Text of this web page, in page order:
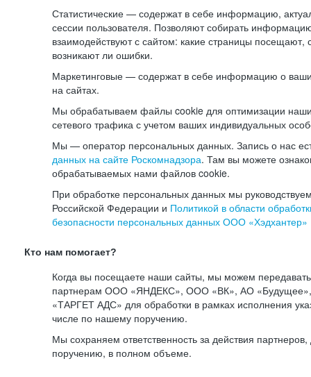
Статистические — содержат в себе информацию,
сессии пользователя. Позволяют собирать
взаимодействуют с сайтом: какие страницы посещают,
возникают ли ошибки.
Маркетинговые — содержат в себе информацию о
на сайтах.
Мы обрабатываем файлы cookie для оптимизации
сетевого трафика с учетом ваших индивидуальных
Мы — оператор персональных данных. Запись о нас
данных на сайте Роскомнадзора. Там вы можете
обрабатываемых нами файлов cookie.
При обработке персональных данных мы
Российской Федерации и Политикой в области
безопасности персональных данных ООО «Хэдхантер»
Кто нам помогает?
Когда вы посещаете наши сайты, мы можем
партнерам ООО «ЯНДЕКС», ООО «ВК», АО
«ТАРГЕТ АДС» для обработки в рамках исполнения
числе по нашему поручению.
Мы сохраняем ответственность за действия
поручению, в полном объеме.